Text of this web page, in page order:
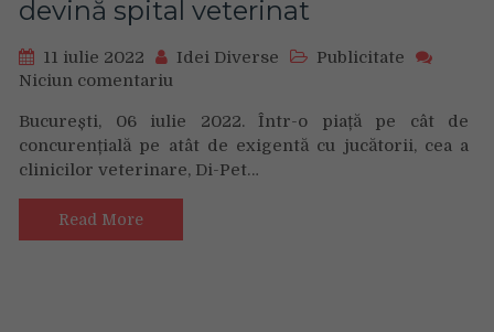
devină spital veterinat
11 iulie 2022 Idei Diverse
Publicitate
Niciun comentariu
Pet
Centrum
estimează
afaceri
80%
București, 06 iulie 2022. Într-o piață pe cât de
concurențială pe atât de exigentă cu jucătorii, cea a
clinicilor veterinare, Di-Pet…
Read More